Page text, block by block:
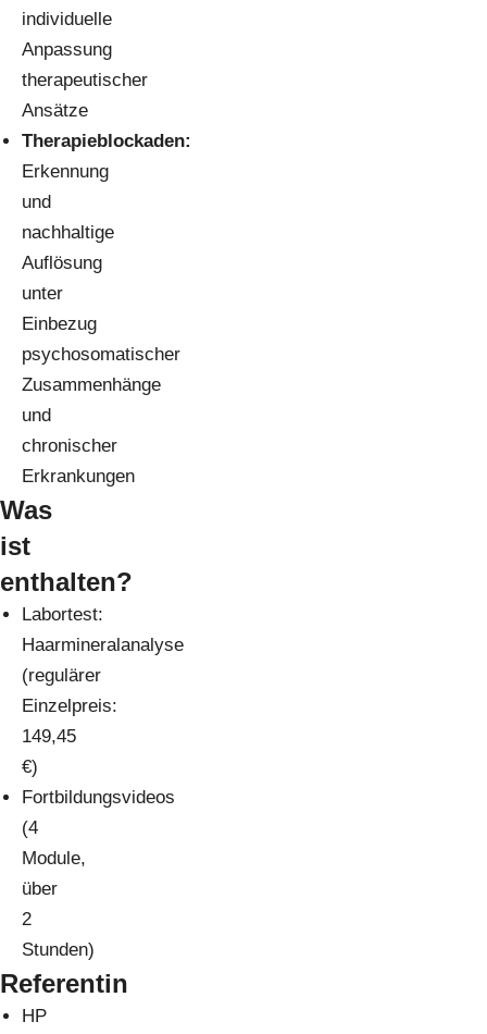
individuelle
Anpassung
therapeutischer
Ansätze
Therapieblockaden:
Erkennung
und
nachhaltige
Auflösung
unter
Einbezug
psychosomatischer
Zusammenhänge
und
chronischer
Erkrankungen
Was
ist
enthalten?
Labortest:
Haarmineralanalyse
(regulärer
Einzelpreis:
149,45
€)
Fortbildungsvideos
(4
Module,
über
2
Stunden)
Referentin
HP